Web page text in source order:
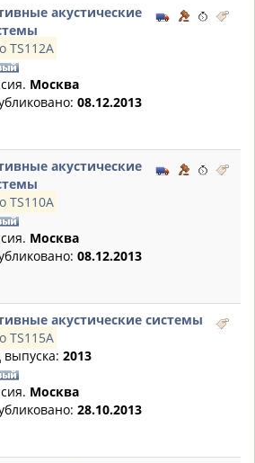
акустические
TS112A
Москва
08.12.2013
акустические
TS110A
Москва
08.12.2013
акустические системы
TS115A
выпуска: 2013
Москва
28.10.2013